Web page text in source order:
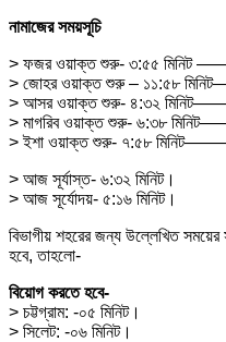
নামাজের সময়সূচি
> ফজর ওয়াক্ত শুরু- ৩:৫৫ মিনিট
> জোহর ওয়াক্ত শুরু – ১১:৫৮
> আসর ওয়াক্ত শুরু- ৪:৩২
> মাগরিব ওয়াক্ত শুরু- ৬:৩৮
> ইশা ওয়াক্ত শুরু- ৭:৫৮
> আজ সূর্যাস্ত- ৬:৩২ মিনিট।
> আজ সূর্যোদয়- ৫:১৬ মিনিট।
বিভাগীয় শহরের জন্য উল্লেখিত
হবে, তাহলো-
বিয়োগ করতে হবে-
> চট্টগ্রাম: -০৫ মিনিট।
> সিলেট: -০৬ মিনিট।